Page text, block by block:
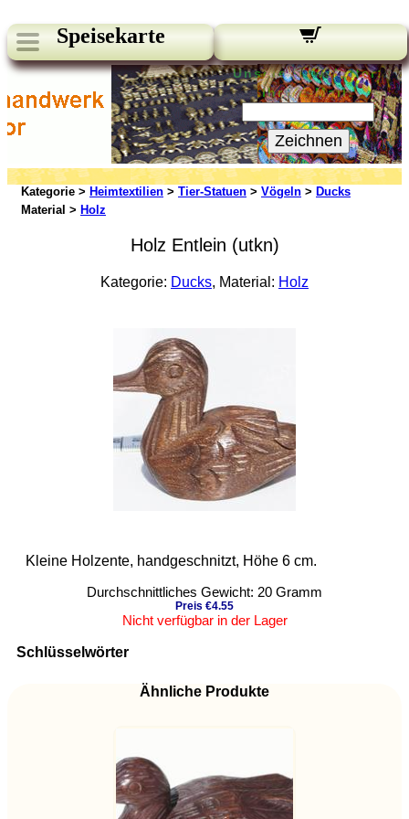
Speisekarte
Unsere Newsletter:
Ihre E-Mail:
Zeichnen
Kategorie > Heimtextilien > Tier-Statuen > Vögeln > Ducks
Material > Holz
Holz Entlein (utkn)
Kategorie: Ducks, Material: Holz
Kleine Holzente, handgeschnitzt, Höhe 6 cm.
Durchschnittliches Gewicht: 20 Gramm
Preis €4.55
Nicht verfügbar in der Lager
Schlüsselwörter
Ähnliche Produkte